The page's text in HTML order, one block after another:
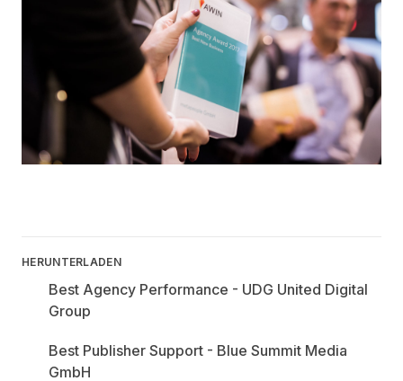
HERUNTERLADEN
Best Agency Performance - UDG United Digital
Group
Best Publisher Support - Blue Summit Media
GmbH